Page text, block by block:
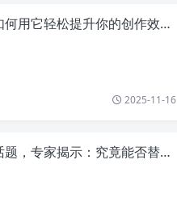
它轻松提升你的创作效率？
2025-11-16
揭示：究竟能否替代人类创作？